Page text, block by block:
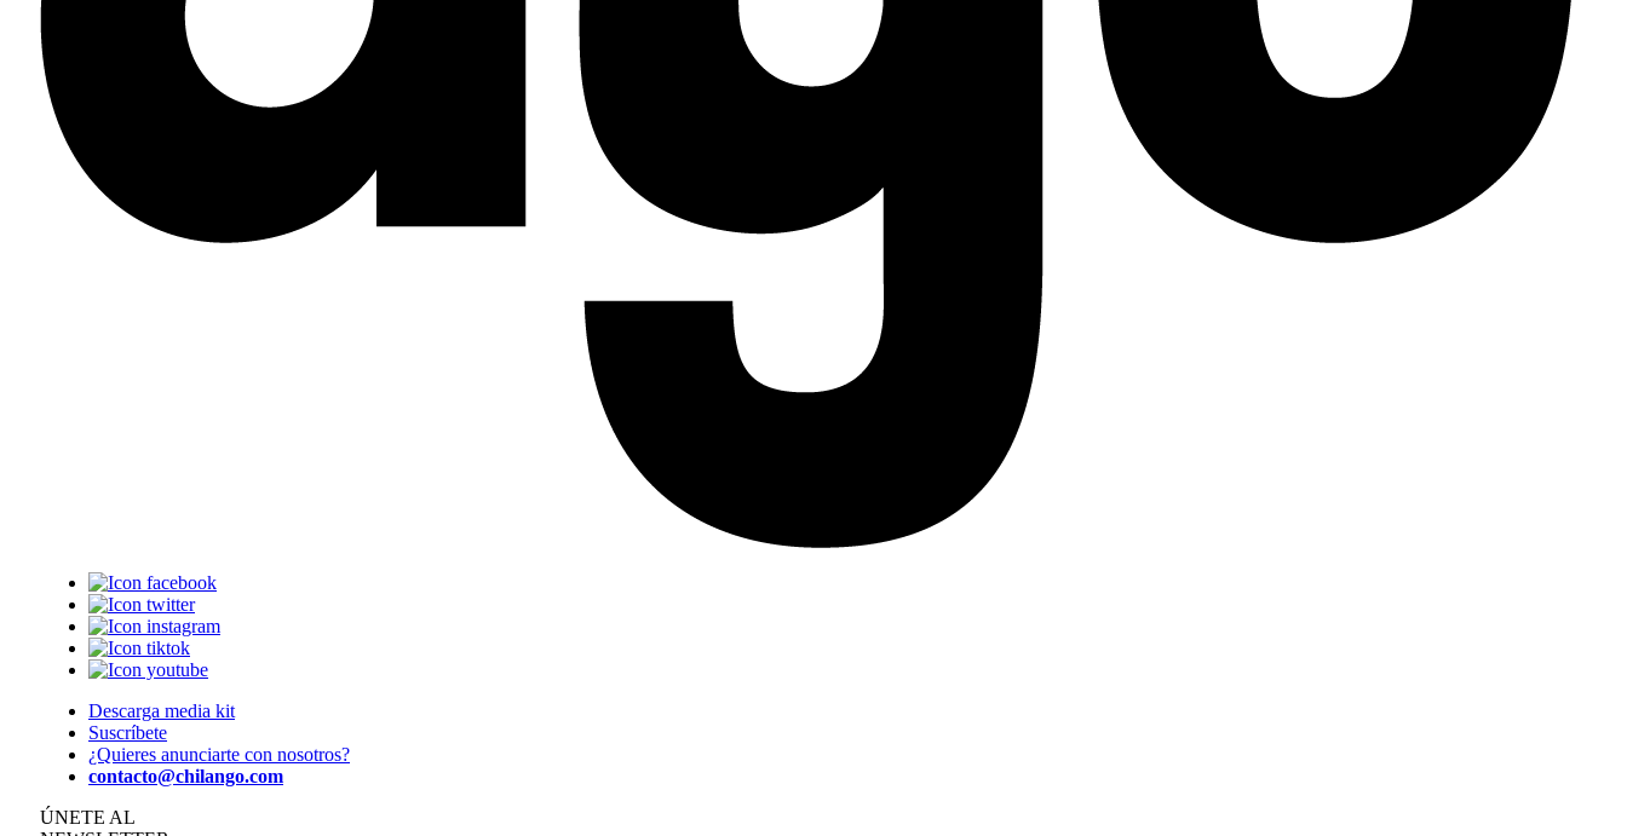
Descarga media kit
Suscríbete
¿Quieres anunciarte con nosotros?
contacto@chilango.com
ÚNETE AL